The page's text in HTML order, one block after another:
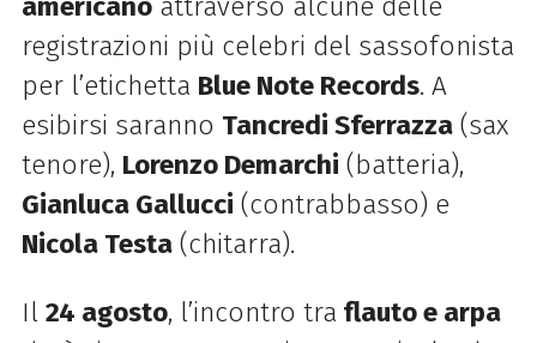
registrazioni più celebri del sassofonista
per l’etichetta Blue Note Records. A
esibirsi saranno Tancredi Sferrazza(sax
tenore), Lorenzo Demarchi (batteria),
Gianluca Gallucci (contrabbasso) e
Nicola Testa(chitarra).
Il 24 agosto, l’incontro tra flauto e arpa